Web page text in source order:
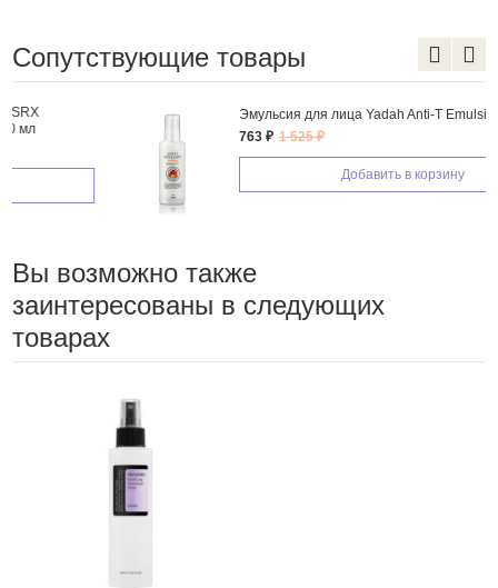
Сопутствующие товары
Эмульсия для лица Yadah Anti-T Emulsion
Добавить в корзину
Вы возможно также
заинтересованы в следующих
товарах